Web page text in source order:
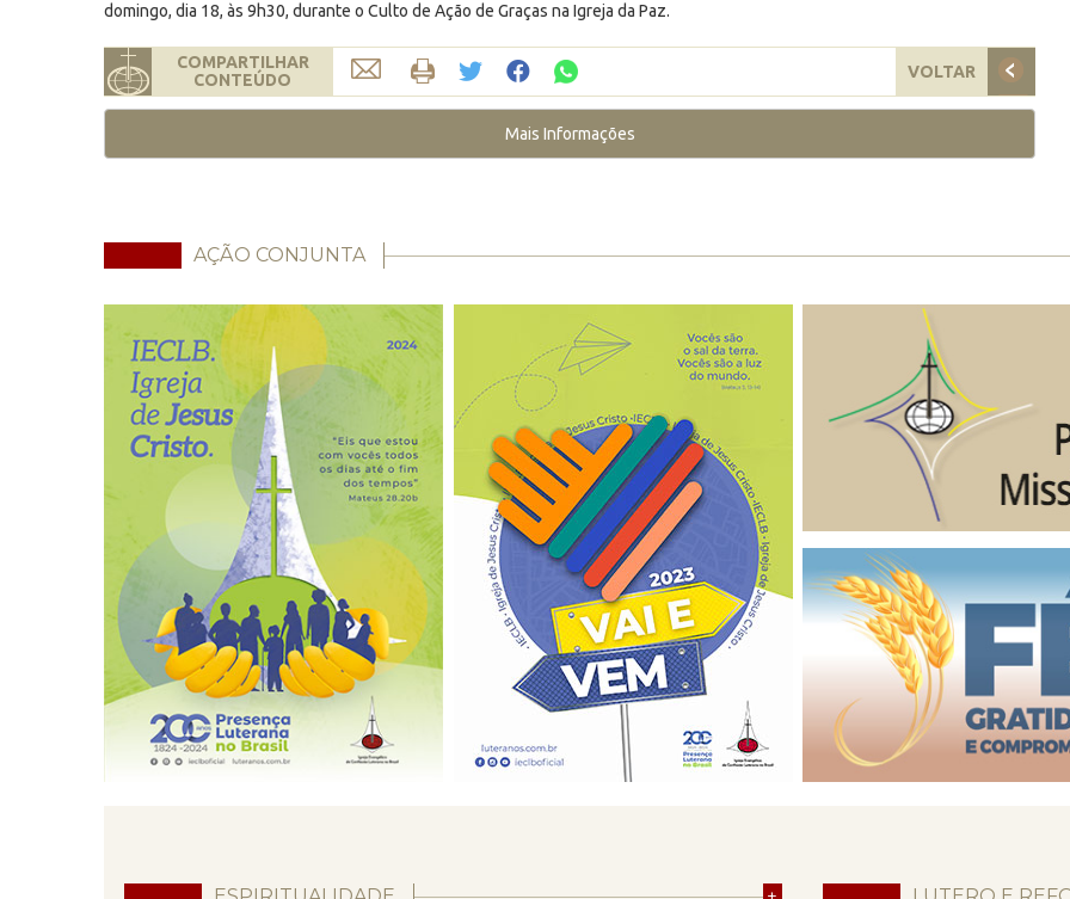
domingo, dia 18, às 9h30, durante o Culto de Ação de Graças na Igreja da Paz.
COMPARTILHAR
CONTEÚDO
VOLTAR
Mais Informações
AÇÃO CONJUNTA